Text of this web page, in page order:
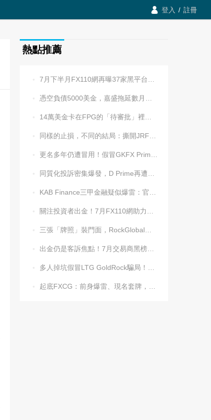
 登入 / 註冊
熱點推薦
7月下半月FX110網再曝37家黑平台，多家疑為同一團伙操控
憑空負債5000美金，嘉盛拖延數月後封號！老牌平台耍流氓更令人心寒
14萬美金卡在FPG的「待審批」裡逾兩週，平台全線冷處理
同樣的止損，不同的結局：撕開JRFX金榮環球定向滑點的遮羞布
更名多年仍遭冒用！假冒GKFX Prime捷凱金融，又來了！
同質化投訴密集爆發，D Prime再遭實名舉報：超3.2萬美元遭無理扣押
KAB Finance三甲金融疑似爆雷：官網癱瘓、業務員失聯、出金遇阻
關注投資者出金！7月FX110網助力追回資金1202.5萬元
三張「牌照」裝門面，RockGlobal收割起來毫不手軟
出金仍是客訴焦點！7月交易商黑榜名單發布
多人掉坑假冒LTG GoldRock騙局！平台本尊曾被清算，受害者同樣不計其數
起底FXCG：前身爆雷、現名套牌，受害者還在增加